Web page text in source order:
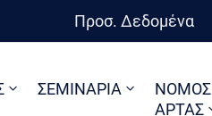
Προσ. Δεδομένα
ΣΕΜΙΝΑΡΙΑ
ΝΟΜΟΣ
ΑΡΤΑΣ